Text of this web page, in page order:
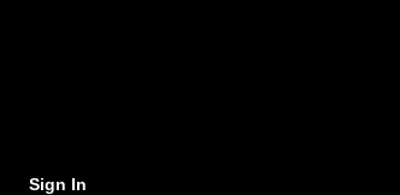
Sign In